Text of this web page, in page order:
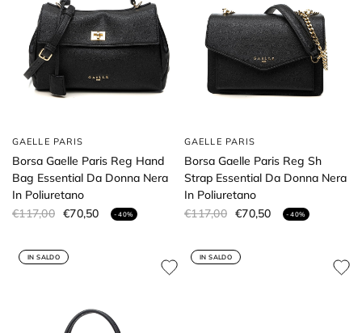
GAELLE PARIS
Borsa Gaelle Paris Reg Hand
Bag Essential Da Donna Nera
In Poliuretano
€117,00 €70,50 - 40%
GAELLE PARIS
Borsa Gaelle Paris Reg Sh
Strap Essential Da Donna Nera
In Poliuretano
€117,00 €70,50 - 40%
IN SALDO IN SALDO